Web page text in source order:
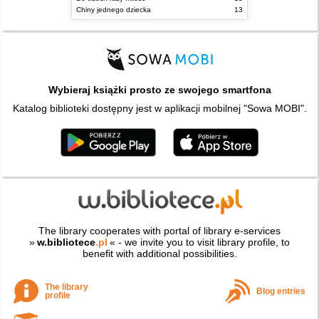
Chiny jednego dziecka
13
Wybieraj książki prosto ze swojego smartfona
Katalog biblioteki dostępny jest w aplikacji mobilnej "Sowa MOBI".
The library cooperates with portal of library e-services
»w.bibliotece.pl « - we invite you to visit library profile, to
benefit with additional possibilities.
The library
profile
Blog entries